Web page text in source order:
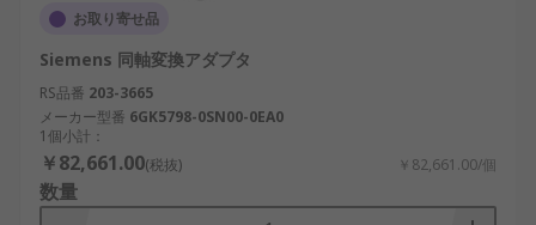
お取り寄せ品
Siemens 同軸変換アダプタ
RS品番 203-3665
メーカー型番 6GK5798-0SN00-0EA0
1個小計：
￥82,661.00(税抜) ￥82,661.00/個
数量